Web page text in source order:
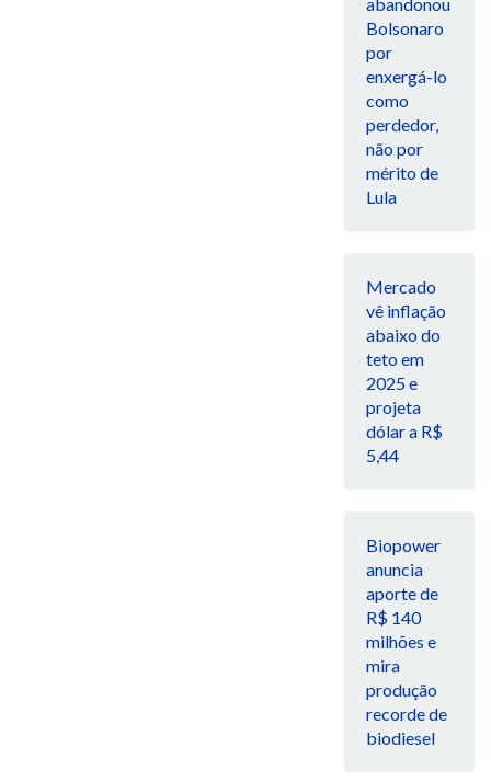
Bolsonaro
por
enxergá-lo
como
perdedor,
não por
mérito de
Lula
Mercado
vê inflação
abaixo do
teto em
2025 e
projeta
dólar a R$
5,44
Biopower
anuncia
aporte de
R$ 140
milhões e
mira
produção
recorde de
biodiesel